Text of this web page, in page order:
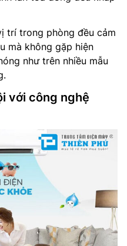
trí trong phòng đều cảm
mà không gặp hiện
như trên nhiều mẫu
với công nghệ